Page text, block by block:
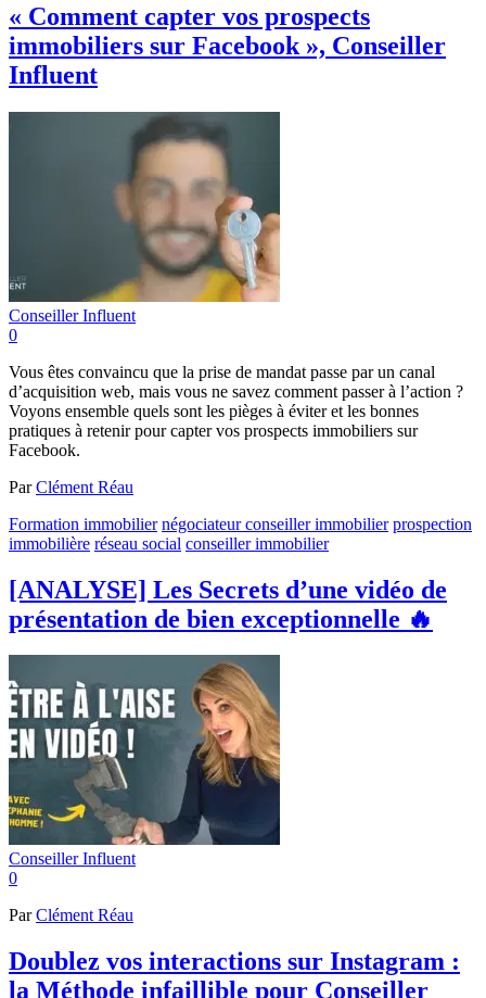
« Comment capter vos prospects
immobiliers sur Facebook », Conseiller
Influent
Conseiller Influent
0
Vous êtes convaincu que la prise de mandat passe par un canal
d’acquisition web, mais vous ne savez comment passer à l’action ?
Voyons ensemble quels sont les pièges à éviter et les bonnes
pratiques à retenir pour capter vos prospects immobiliers sur
Facebook.
ParClément Réau
Formation immobilier négociateur conseiller immobilier prospection
immobilière réseau social conseiller immobilier
[ANALYSE] Les Secrets d’une vidéo de
présentation de bien exceptionnelle 🔥
Conseiller Influent
0
ParClément Réau
Doublez vos interactions sur Instagram :
la Méthode infaillible pour Conseiller